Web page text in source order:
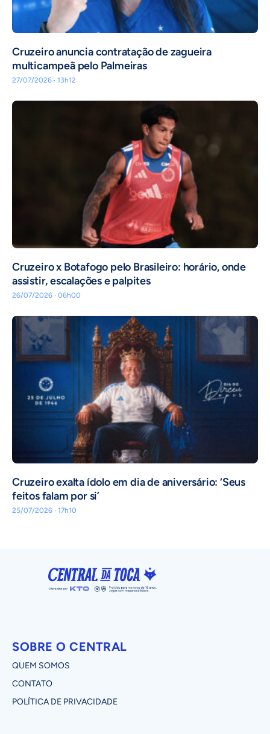
Cruzeiro anuncia contratação de zagueira
multicampeã pelo Palmeiras
27/07/2026 · 13h12
Cruzeiro x Botafogo pelo Brasileiro: horário, onde
assistir, escalações e palpites
26/07/2026 · 06h00
Cruzeiro exalta ídolo em dia de aniversário: ‘Seus
feitos falam por si’
25/07/2026 · 17h10
SOBRE O CENTRAL
QUEM SOMOS
CONTATO
POLÍTICA DE PRIVACIDADE